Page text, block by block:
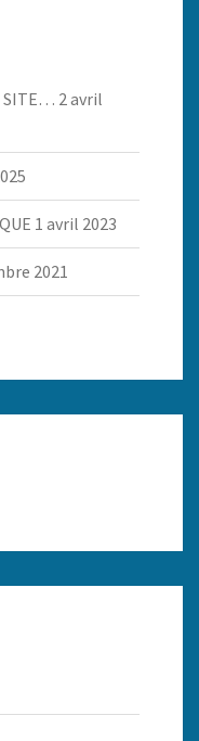
SITE… 2 avril
1 avril 2023
2021